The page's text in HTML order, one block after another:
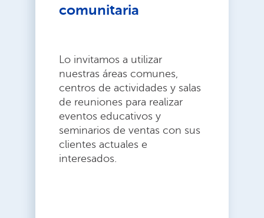
comunitaria
Lo invitamos a utilizar
nuestras áreas comunes,
centros de actividades y salas
de reuniones para realizar
eventos educativos y
seminarios de ventas con sus
clientes actuales e
interesados.